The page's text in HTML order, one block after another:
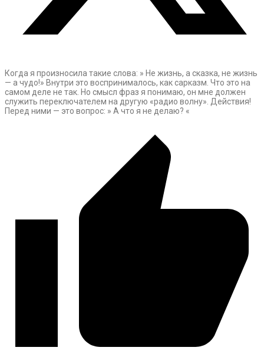
Когда я произносила такие слова: » Не жизнь, а сказка, не жизнь
— а чудо!» Внутри это воспринималось, как сарказм. Что это на
самом деле не так. Но смысл фраз я понимаю, он мне должен
служить переключателем на другую «радио волну». Действия!
Перед ними — это вопрос: » А что я не делаю? «